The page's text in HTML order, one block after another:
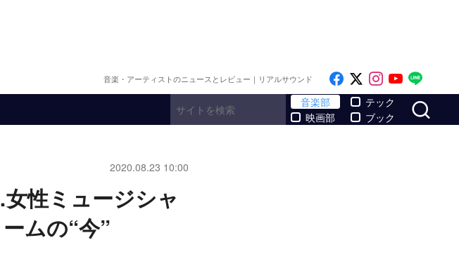
音楽・アーティストのニュースとレビュー｜リアルサウンド Like on Facebook
Follow on x
Follow on
Follow
音楽部
映画部
テック
ブック
2020.08.23 10:00
性ミュージシャ
ムの“今”